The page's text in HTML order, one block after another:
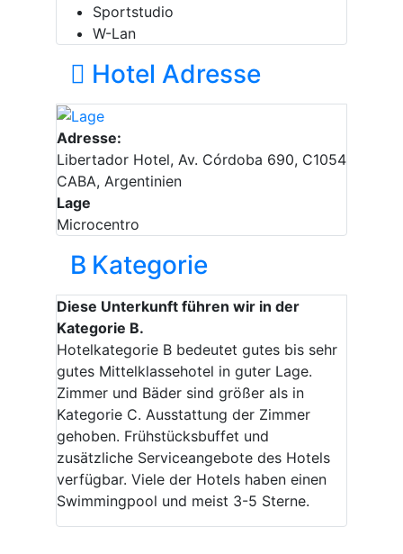
Sportstudio
W-Lan
Hotel Adresse
Adresse:
Libertador Hotel, Av. Córdoba 690, C1054
CABA, Argentinien
Lage
Microcentro
B Kategorie
Diese Unterkunft führen wir in der
Kategorie B.
Hotelkategorie B bedeutet gutes bis sehr
gutes Mittelklassehotel in guter Lage.
Zimmer und Bäder sind größer als in
Kategorie C. Ausstattung der Zimmer
gehoben. Frühstücksbuffet und
zusätzliche Serviceangebote des Hotels
verfügbar. Viele der Hotels haben einen
Swimmingpool und meist 3-5 Sterne.